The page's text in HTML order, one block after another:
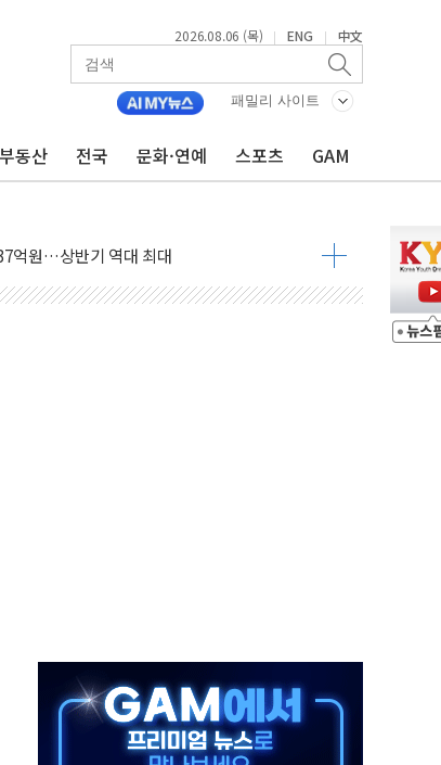
2026.08.06 (목) | ENG | 中文
패밀리 사이트
부동산 전국 문화·연예 스포츠 GAM
A아파트 '입주민 3인방' 정면 반박
, 중국 全月 1대 5백만 지질도 완성
매입
원…전년 比 22.3%↑
방산으로 넓힌다
신 플랫폼' 美 특허 확보
졌지만 고가주택 밀집된 강남·서초 둔화
첫 공급...국가 전력망에 첫 입성
감소…"온라인 사업으로 성장"
타워 구리갈매' 공급
구...친청계 응집력 '희석' 전략 통할까
이터센터 건설 추진
AI 활용…이주노동자 폭염 방치, 국격 훼손"